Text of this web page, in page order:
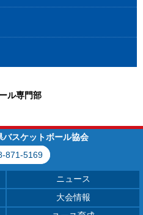
ル専門部
スケットボール協会
871-5169
ニュース
大会情報